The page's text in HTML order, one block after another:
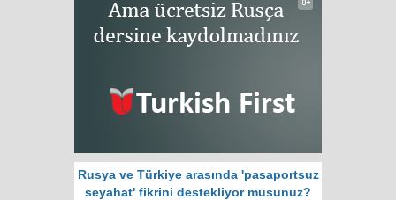
Rusya ve Türkiye arasında 'pasaportsuz
seyahat' fikrini destekliyor musunuz?